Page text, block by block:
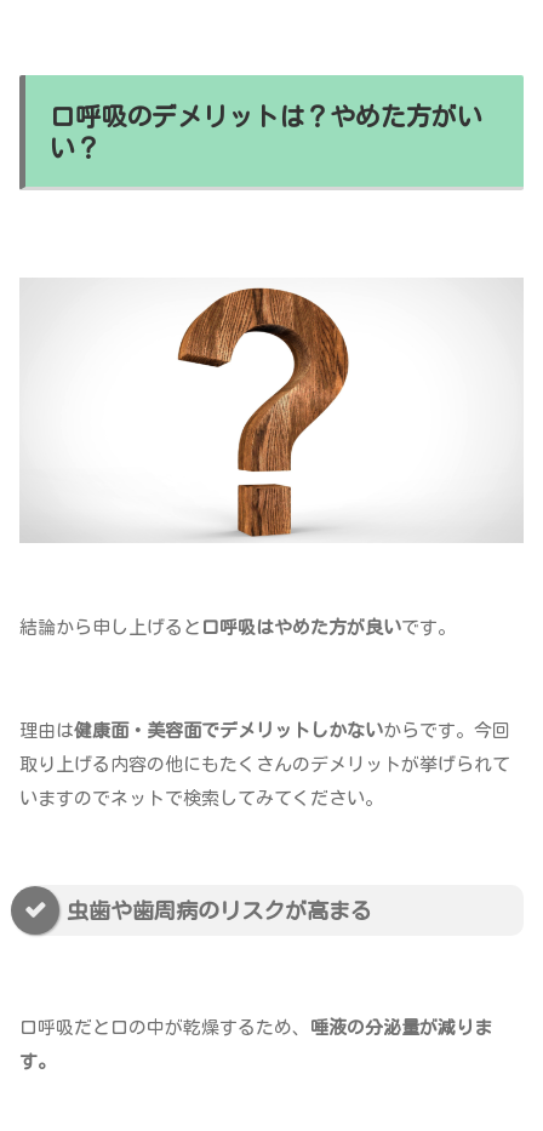
口呼吸のデメリットは？やめた方がい
い？
結論から申し上げると 口呼吸はやめた方が良いです。
理由は健康面・美容面でデメリットしかないからです。今回
取り上げる内容の他にもたくさんのデメリットが挙げられて
いますのでネットで検索してみてください。
虫歯や歯周病のリスクが高まる
口呼吸だと口の中が乾燥するため、 唾液の分泌量が減りま
す。